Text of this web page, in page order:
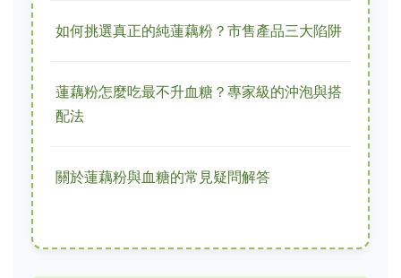
如何挑選真正的純蓮藕粉？市售產品三大陷阱
蓮藕粉怎麼吃最不升血糖？專家級的沖泡與搭
配法
關於蓮藕粉與血糖的常見疑問解答